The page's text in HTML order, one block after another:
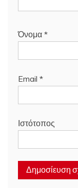
Όνομα *
Email *
Ιστότοπος